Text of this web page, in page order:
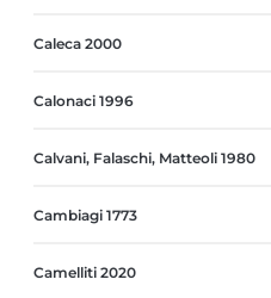
Caleca 2000
Calonaci 1996
Calvani, Falaschi, Matteoli 1980
Cambiagi 1773
Camelliti 2020